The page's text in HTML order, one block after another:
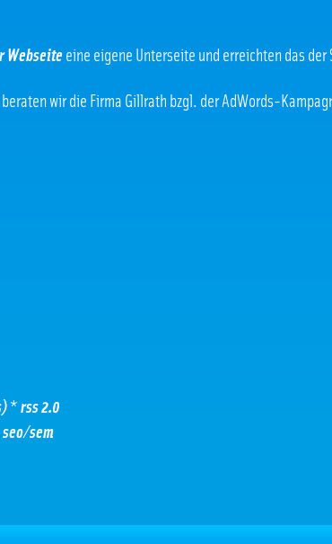
Webseite eine eigene Unterseite und erreichten das
wir die Firma Gillrath bzgl. der AdWords-
* rss 2.0
seo/sem